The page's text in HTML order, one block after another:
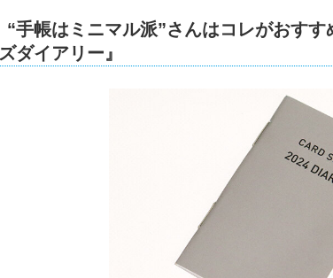
“手帳はミニマル派”さんはコレがおす
ズダイアリー』